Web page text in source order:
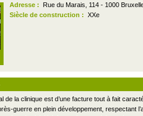
Adresse :
Rue du Marais, 114 - 1000
Siècle de construction : XXe
de la clinique est d’une facture tout à fait
guerre en plein développement, respectant